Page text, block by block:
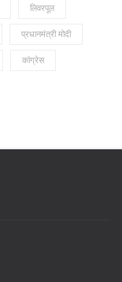
लिवरपूल
प्रधानमंत्री मोदी
कांग्रेस